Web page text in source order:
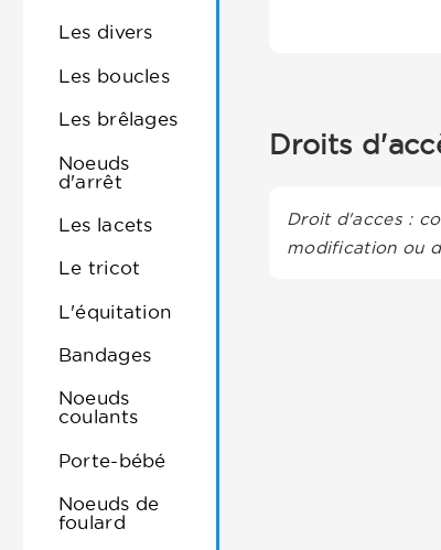
Les divers
Les boucles
Les brêlages
Noeuds
d'arrêt
Les lacets
Le tricot
L'équitation
Bandages
Noeuds
coulants
Porte-bébé
Noeuds de
foulard
Droits
Droit d'acces :
modification ou